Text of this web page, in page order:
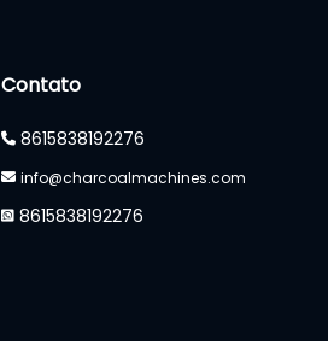
Contato
8615838192276
info@charcoalmachines.com
8615838192276